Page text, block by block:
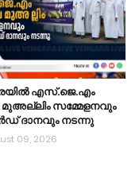
എസ്.ജെ.എം
മുഅല്ലിം സമ്മേളനവും
ദാനവും നടന്നു
09, 2026